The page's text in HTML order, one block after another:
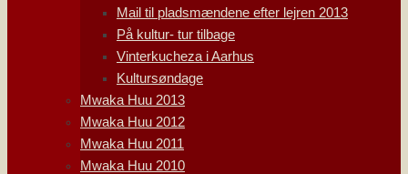
Mail til pladsmændene efter lejren 2013
På kultur- tur tilbage
Vinterkucheza i Aarhus
Kultursøndage
Mwaka Huu 2013
Mwaka Huu 2012
Mwaka Huu 2011
Mwaka Huu 2010